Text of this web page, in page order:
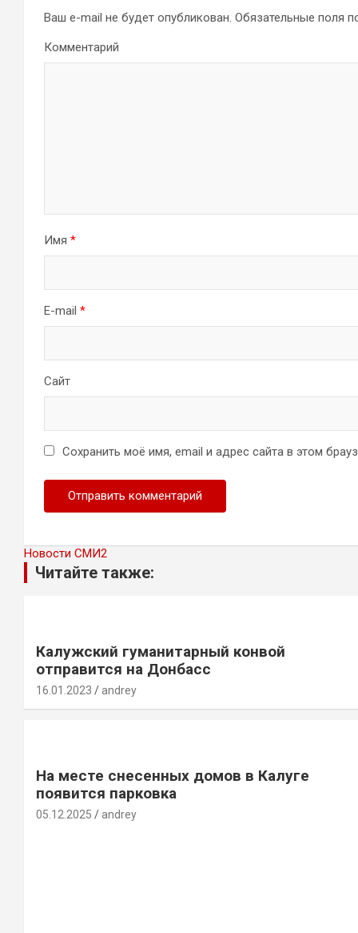
Ваш e-mail не будет опубликован. Обязательные поля
Комментарий
Имя *
E-mail *
Сайт
Сохранить моё имя, email и адрес сайта в этом
Новости СМИ2
Читайте также:
Калужский гуманитарный конвой
отправится на Донбасс
16.01.2023 andrey
На месте снесенных домов в Калуге
появится парковка
05.12.2025 andrey